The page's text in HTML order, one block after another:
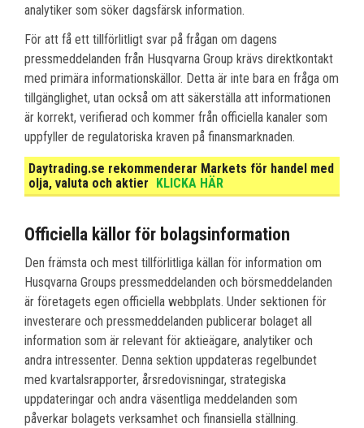
analytiker som söker dagsfärsk information.
För att få ett tillförlitligt svar på frågan om dagens
pressmeddelanden från Husqvarna Group krävs direktkontakt
med primära informationskällor. Detta är inte bara en fråga om
tillgänglighet, utan också om att säkerställa att informationen
är korrekt, verifierad och kommer från officiella kanaler som
uppfyller de regulatoriska kraven på finansmarknaden.
Daytrading.se rekommenderar Markets för handel med
olja, valuta och aktier
KLICKA HÄR
Officiella källor för bolagsinformation
Den främsta och mest tillförlitliga källan för information om
Husqvarna Groups pressmeddelanden och börsmeddelanden
är företagets egen officiella webbplats. Under sektionen för
investerare och pressmeddelanden publicerar bolaget all
information som är relevant för aktieägare, analytiker och
andra intressenter. Denna sektion uppdateras regelbundet
med kvartalsrapporter, årsredovisningar, strategiska
uppdateringar och andra väsentliga meddelanden som
påverkar bolagets verksamhet och finansiella ställning.